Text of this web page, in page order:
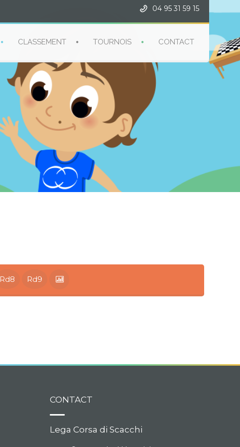
04 95 31 59 15
CLASSEMENT TOURNOIS CONTACT
Rd8 Rd9
CONTACT
Lega Corsa di Scacchi